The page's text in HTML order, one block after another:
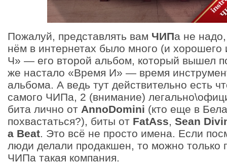
Пожалуй, представлять вам ЧИПа не
нём в интернетах было много (и хорошего
Ч» — его второй альбом, который вышел
же настало «Время И» — время
альбома. А ведь тут действительно есть
самого ЧИПа, 2 (внимание)
бита лично от AnnoDomini (кто еще в
похвастаться?), биты от FatAss, Sean
a Beat. Это всё не просто имена. Если
люди делали продакшен, то можно только
ЧИПа такая компания.